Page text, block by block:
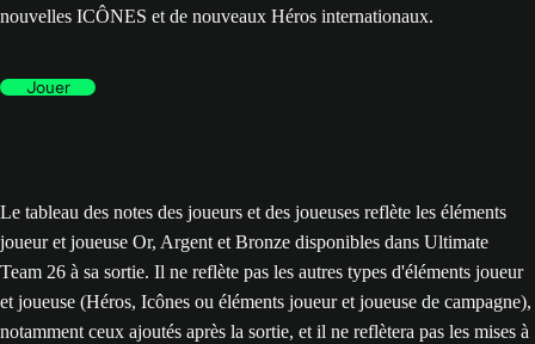
nouvelles ICÔNES et de nouveaux Héros internationaux.
Jouer
Le tableau des notes des joueurs et des joueuses reflète les éléments
joueur et joueuse Or, Argent et Bronze disponibles dans Ultimate
Team 26 à sa sortie. Il ne reflète pas les autres types d'éléments joueur
et joueuse (Héros, Icônes ou éléments joueur et joueuse de campagne),
notamment ceux ajoutés après la sortie, et il ne reflètera pas les mises à